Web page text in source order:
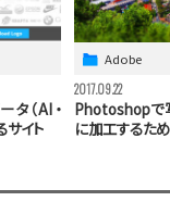
タ（AI・
サイト
Photoshopで
に加工するた
Adobe
2017.09.22